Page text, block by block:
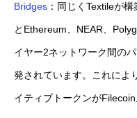
Bridges ：同じくTextileが
とEthereum、NEAR、
イヤー2ネットワーク間の
発されています。これによ
イティブトークンが